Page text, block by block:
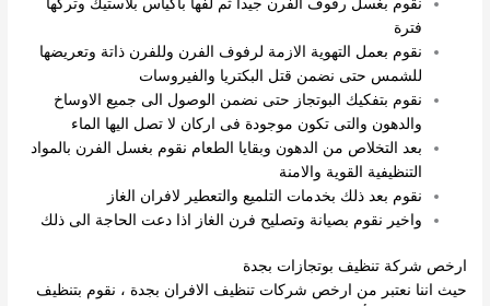
فترة
نقوم بعمل التهوية الازمة لرفوف الفرن وللفرن ذاتة وتعريضها
للشمس حتى نضمن قتل البكتريا والفيروسات
نقوم بتفكيك البوتجاز حتى نضمن الوصول الى جميع الاوساخ
والدهون والتى تكون موجودة فى اركان لا تصل اليها الماء
بعد التخلاص من الدهون وبقايا الطعام نقوم بغسل الفرن بالمواد
التنظيفية القوية والامنة
نقوم بعد ذلك بخدمات التلميع والتعطير لافران الغاز
واخير نقوم بصيانة وتصليح فرن الغاز اذا دعت الحاجة الى ذلك
ارخص شركة تنظيف بوتجازات بجدة
حيث اننا نعتبر من ارخص شركات تنظيف الافران بجدة ، نقوم بتنظيف